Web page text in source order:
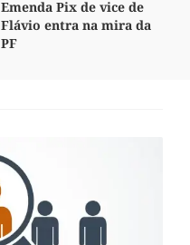
Emenda Pix de vice de
Flávio entra na mira da
PF